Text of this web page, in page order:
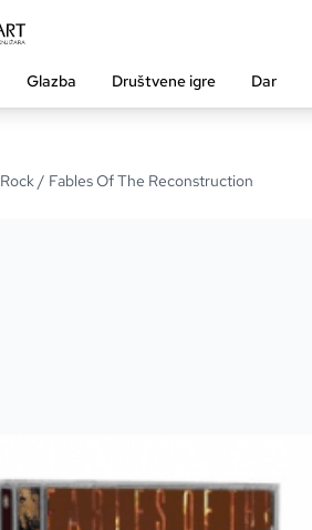
Glazba Društvene igre Dar
Rock/ Fables Of The Reconstruction